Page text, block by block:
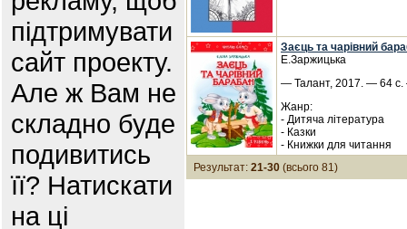
підтримувати
сайт проекту.
Але ж Вам не
складно буде
подивитись
її? Натискати
на ці
Заєць та чарівний
Е.Заржицька
— Талант, 2017. — 64
Жанр:
- Дитяча література
- Казки
- Книжки для читання
Результат: 21-30 (всього 81)